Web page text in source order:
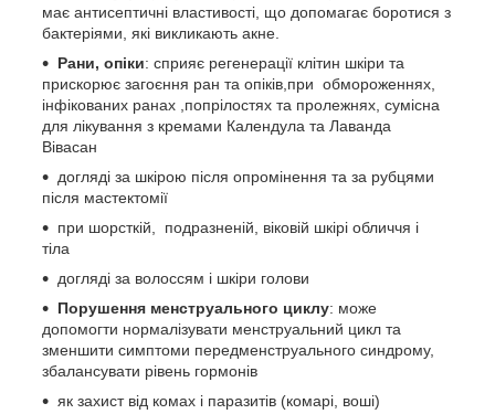
має антисептичні властивості, що допомагає боротися з
бактеріями, які викликають акне.
Рани, опіки: сприяє регенерації клітин шкіри та
прискорює загоєння ран та опіків,при обмороженнях,
інфікованих ранах ,попрілостях та пролежнях, сумісна
для лікування з кремами Календула та Лаванда
Вівасан
догляді за шкірою після опромінення та за рубцями
після мастектомії
при шорсткій, подразненій, віковій шкірі обличчя і
тіла
догляді за волоссям і шкіри голови
Порушення менструального циклу: може
допомогти нормалізувати менструальний цикл та
зменшити симптоми передменструального синдрому,
збалансувати рівень гормонів
як захист від комах і паразитів (комарі, воші)